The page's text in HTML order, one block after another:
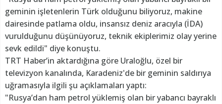
geminin işletenlerin Türk olduğunu biliyoruz, makine
dairesinde patlama oldu, insansız deniz aracıyla (İDA)
vurulduğunu düşünüyoruz, teknik ekiplerimiz olay yerine
sevk edildi" diye konuştu.
TRT Haber’in aktardığına göre Uraloğlu, özel bir
televizyon kanalında, Karadeniz'de bir geminin saldırıya
uğramasıyla ilgili şu açıklamaları yaptı:
"Rusya’dan ham petrol yüklemiş olan bir yabancı bayraklı